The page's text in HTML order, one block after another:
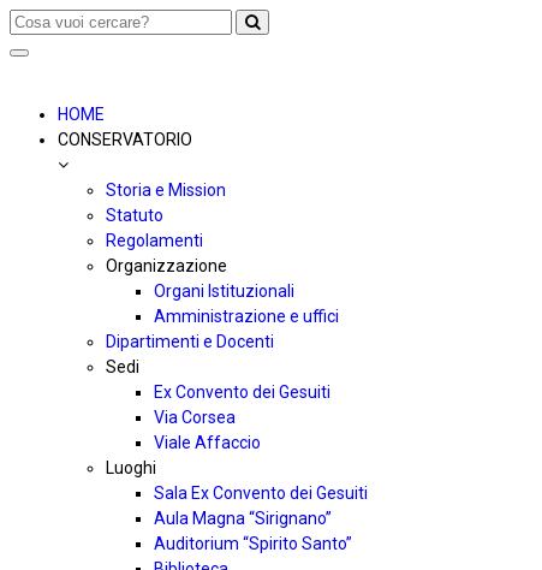
Toggle
HOME
CONSERVATORIO
Storia e Mission
Statuto
Regolamenti
Organizzazione
Organi Istituzionali
Amministrazione e uffici
Dipartimenti e Docenti
Sedi
Ex Convento dei Gesuiti
Via Corsea
Viale Affaccio
Luoghi
Sala Ex Convento dei Gesuiti
Aula Magna “Sirignano”
Auditorium “Spirito Santo”